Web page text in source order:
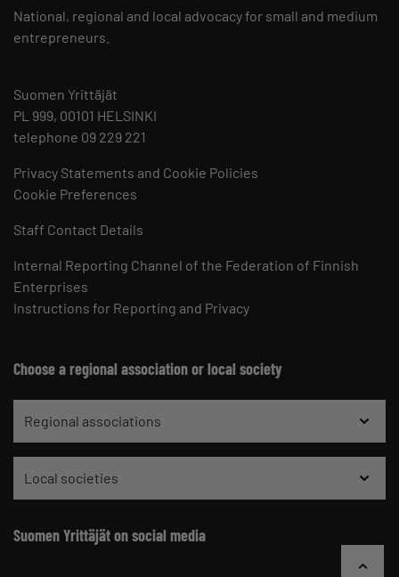
National, regional and local advocacy for small and medium
entrepreneurs.
Suomen Yrittäjät
PL 999, 00101 HELSINKI
telephone 09 229 221
Privacy Statements and Cookie Policies
Cookie Preferences
Staff Contact Details
Internal Reporting Channel of the Federation of Finnish
Enterprises
Instructions for Reporting and Privacy
Choose a regional association or local society
Regional associations
Local societies
Suomen Yrittäjät on social media